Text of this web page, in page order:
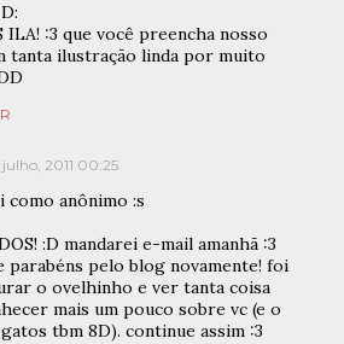
ILA! :3 que você preencha nosso
tanta ilustração linda por muito
julho, 2011 00:25
como anônimo :s
:D mandarei e-mail amanhã :3
parabéns pelo blog novamente! foi
o ovelhinho e ver tanta coisa
mais um pouco sobre vc (e o
tbm 8D). continue assim :3